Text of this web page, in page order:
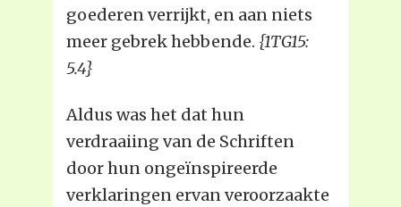
goederen verrijkt, en aan niets
meer gebrek hebbende. {1TG15:
5.4}
Aldus was het dat hun
verdraaiing van de Schriften
door hun ongeïnspireerde
verklaringen ervan veroorzaakte